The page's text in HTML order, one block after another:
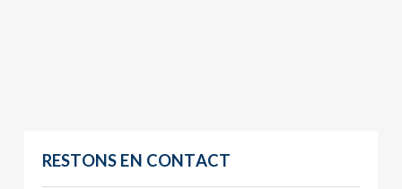
RESTONS EN CONTACT